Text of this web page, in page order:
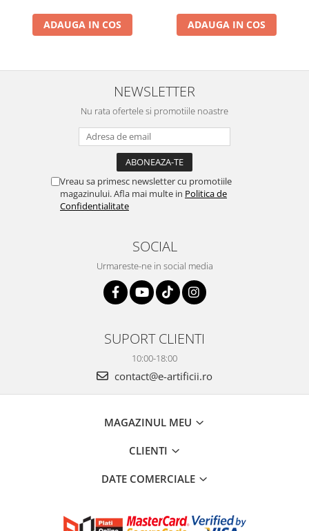
ADAUGA IN COS ADAUGA IN COS
NEWSLETTER
Nu rata ofertele si promotiile noastre
Vreau sa primesc newsletter cu promotiile
magazinului. Afla mai multe in Politica de
Confidentialitate
SOCIAL
Urmareste-ne in social media
SUPORT CLIENTI
10:00-18:00
contact@e-artificii.ro
MAGAZINUL MEU
CLIENTI
DATE COMERCIALE